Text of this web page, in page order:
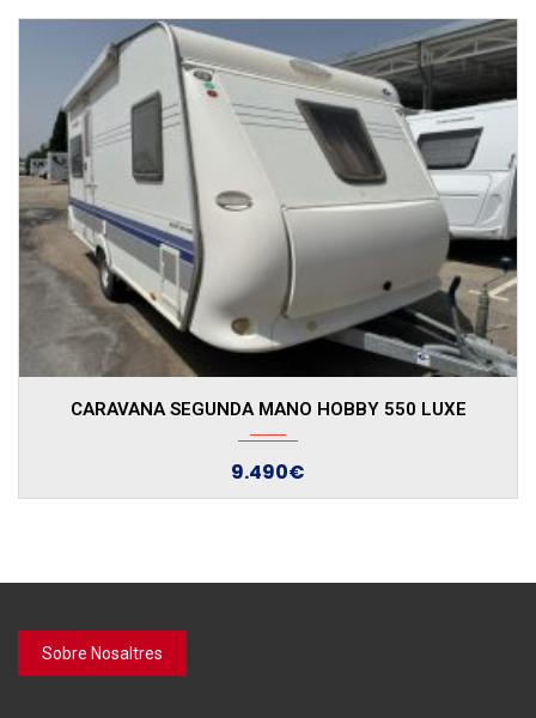
2006
CARAVANA SEGUNDA MANO HOBBY 550 LUXE
9.490€
Sobre Nosaltres